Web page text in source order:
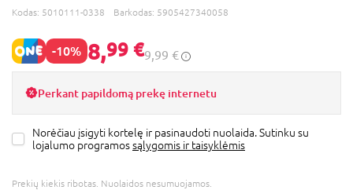
Kodas: 5010111-0338 Barkodas: 5905427340058
-10% 8,99 €9,99 €
Perkant papildomą prekę internetu
Norėčiau įsigyti kortelę ir pasinaudoti nuolaida. Sutinku su
lojalumo programossąlygomis ir taisyklėmis
Prekių kiekis ribotas. Nuolaidos nesumuojamos.